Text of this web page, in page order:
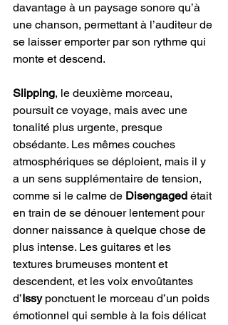
davantage à un paysage sonore qu’à
une chanson, permettant à l’auditeur de
se laisser emporter par son rythme qui
monte et descend.
Slipping, le deuxième morceau,
poursuit ce voyage, mais avec une
tonalité plus urgente, presque
obsédante. Les mêmes couches
atmosphériques se déploient, mais il y
a un sens supplémentaire de tension,
comme si le calme de Disengaged était
en train de se dénouer lentement pour
donner naissance à quelque chose de
plus intense. Les guitares et les
textures brumeuses montent et
descendent, et les voix envoûtantes
d’Issy ponctuent le morceau d’un poids
émotionnel qui semble à la fois délicat